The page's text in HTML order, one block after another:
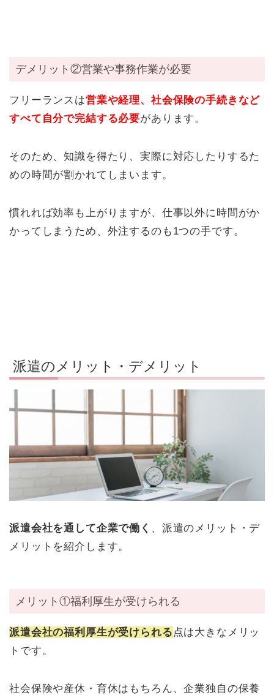
デメリット②営業や事務作業が必要
フリーランスは営業や経理、社会保険の手続きなど
すべて自分で完結する必要があります。
そのため、知識を得たり、実際に対応したりするた
めの時間が割かれてしまいます。
慣れれば効率も上がりますが、仕事以外に時間がか
かってしまうため、外注するのも1つの手です。
派遣のメリット・デメリット
派遣会社を通して企業で働く 、派遣のメリット・デ
メリットを紹介します。
メリット①福利厚生が受けられる
派遣会社の福利厚生が受けられる 点は大きなメリッ
トです。
社会保険や産休・育休はもちろん、企業独自の保養